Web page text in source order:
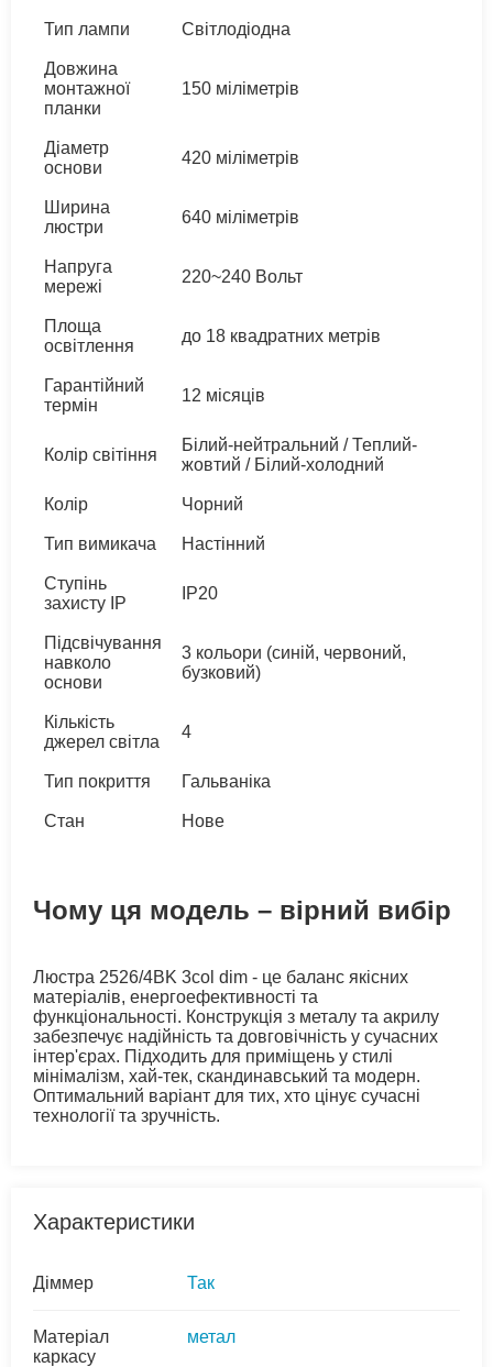
Тип лампи Світлодіодна
Довжина
монтажної
планки
150 міліметрів
Діаметр
основи
420 міліметрів
Ширина
люстри
640 міліметрів
Напруга
мережі
220~240 Вольт
Площа
освітлення
до 18 квадратних метрів
Гарантійний
термін
12 місяців
Колір світіння
Білий-нейтральний / Теплий-
жовтий / Білий-холодний
Колір Чорний
Тип вимикача Настінний
Ступінь
захисту IP
IP20
Підсвічування
навколо
основи
3 кольори (синій, червоний,
бузковий)
Кількість
джерел світла
4
Тип покриття Гальваніка
Стан Нове
Чому ця модель – вірний вибір
Люстра 2526/4BK 3col dim - це баланс якісних
матеріалів, енергоефективності та
функціональності. Конструкція з металу та акрилу
забезпечує надійність та довговічність у сучасних
інтер'єрах. Підходить для приміщень у стилі
мінімалізм, хай-тек, скандинавський та модерн.
Оптимальний варіант для тих, хто цінує сучасні
технології та зручність.
Характеристики
Діммер Так
Матеріал
каркасу
метал